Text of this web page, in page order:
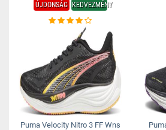
ÚJDONSÁG KEDVEZMÉNY
Puma Velocity Nitro 3 FF Wns